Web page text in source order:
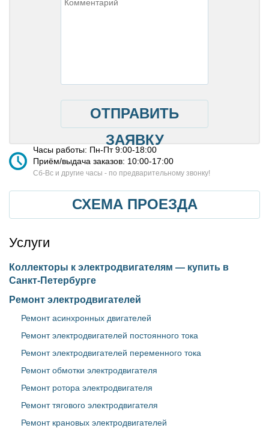
ОТПРАВИТЬ
ЗАЯВКУ
Часы работы: Пн-Пт 9:00-18:00
Приём/выдача заказов: 10:00-17:00
Cб-Вс и другие часы - по предварительному звонку!
СХЕМА ПРОЕЗДА
Услуги
Коллекторы к электродвигателям — купить в
Санкт-Петербурге
Ремонт электродвигателей
Ремонт асинхронных двигателей
Ремонт электродвигателей постоянного тока
Ремонт электродвигателей переменного тока
Ремонт обмотки электродвигателя
Ремонт ротора электродвигателя
Ремонт тягового электродвигателя
Ремонт крановых электродвигателей